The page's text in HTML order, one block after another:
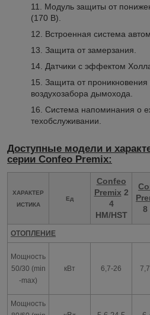
11. Модуль защиты от
(170 В).
12. Встроенная система
13. Защита от замерзания.
14. Датчики с эффектом
15. Защита от
воздухозабора дымохода.
16. Система напоминания о
техобслуживании.
Доступные модели и
серии Confeo Premix:
ХАРАКТЕР
ИСТИКА
Ед
Confeo
Premix 2
4
HM/HST
8
ОТОПЛЕНИЕ
Мощность
50/30 (min
-max)
кВт 6,7-26
Мощность